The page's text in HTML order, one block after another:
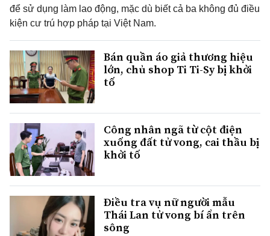
để sử dụng làm lao động, mặc dù biết cả ba không đủ điều
kiện cư trú hợp pháp tại Việt Nam.
Bán quần áo giả thương hiệu
lớn, chủ shop Ti Ti-Sy bị khởi
tố
Công nhân ngã từ cột điện
xuống đất tử vong, cai thầu bị
khởi tố
Điều tra vụ nữ người mẫu
Thái Lan tử vong bí ẩn trên
sông